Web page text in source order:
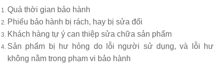
Quá thời gian bảo hành
Phiếu bảo hành bị rách, hay bị sửa đổi
Khách hàng tự ý can thiệp sửa chữa sản phẩm
Sản phẩm bị hư hỏng do lỗi người sử dụng, và lỗi hư
không nằm trong phạm vi bảo hành